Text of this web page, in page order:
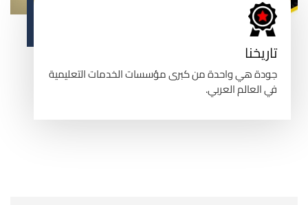
تاريخنا
جودة هي واحدة من كبرى مؤسسات الخدمات التعليمية
في العالم العربي.